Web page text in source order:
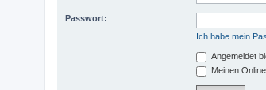
Passwort:
Ich habe mein
Angemeldet
Meinen